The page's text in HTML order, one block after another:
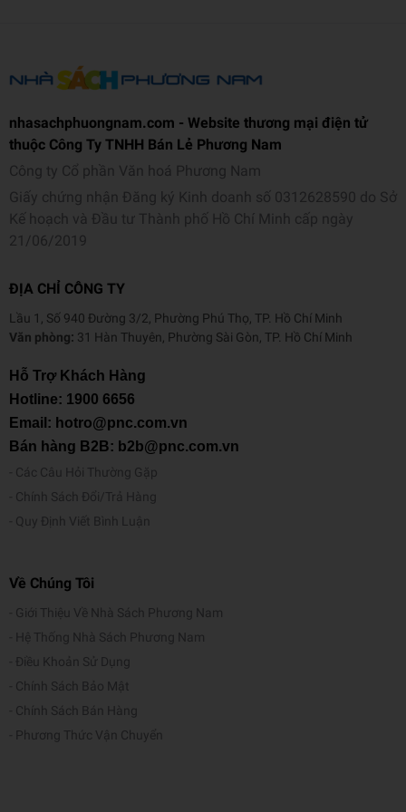
h
liệ
u
M
à
u
sắ
Vàng
ọ
g
lư
ợ
n
359g
tả
Màu Nước 300ML Vàng Keyroad KR971880Màu vẽ bền
màu, lâu phai, không chứa chất độc hại, an toàn cho sức
giúp bạn phát huy khả năng hội họa, tư duy sáng tạo và
có cơ hội trải nghiệm cuộc sống qua các bức tranh đầy
nhasachphuongnam.com - Website thương mại điện tử
thuộc Công Ty TNHH Bán Lẻ Phương Nam
Công ty Cổ phần Văn hoá Phương Nam
Giấy chứng nhận Đăng ký Kinh doanh số 0312628590 do Sở
Kế hoạch và Đầu tư Thành phố Hồ Chí Minh cấp ngày
21/06/2019
ĐỊA CHỈ CÔNG TY
Lầu 1, Số 940 Đường 3/2, Phường Phú Thọ, TP. Hồ Chí Minh
Văn phòng: 31 Hàn Thuyên, Phường Sài Gòn, TP. Hồ Chí Minh
Hỗ Trợ Khách Hàng
Hotline: 1900 6656
Email: hotro@pnc.com.vn
Bán hàng B2B: b2b@pnc.com.vn
Các Câu Hỏi Thường Gặp
Chính Sách Đổi/Trả Hàng
Quy Định Viết Bình Luận
Về Chúng Tôi
Giới Thiệu Về Nhà Sách Phương Nam
Hệ Thống Nhà Sách Phương Nam
Điều Khoản Sử Dụng
Chính Sách Bảo Mật
Chính Sách Bán Hàng
Phương Thức Vận Chuyển